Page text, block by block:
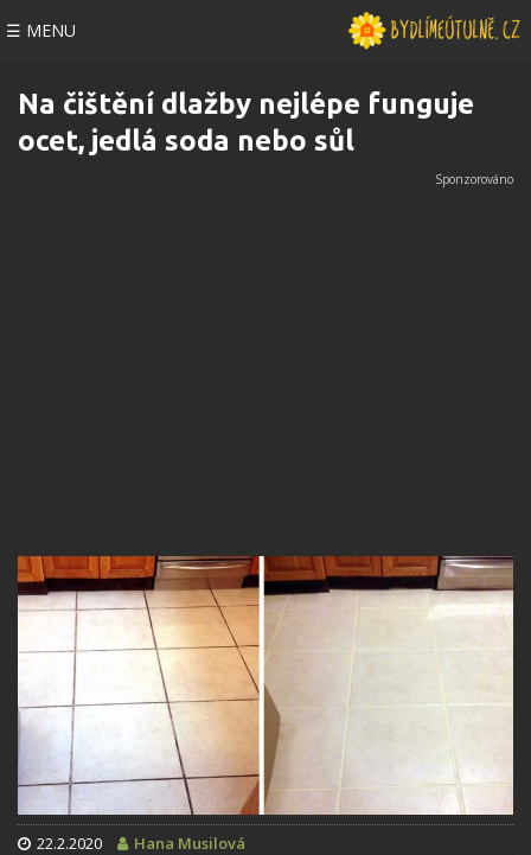
☰ MENU
Na čištění dlažby nejlépe funguje
ocet, jedlá soda nebo sůl
22.2.2020 Hana Musilová